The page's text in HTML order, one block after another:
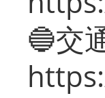
🔵交